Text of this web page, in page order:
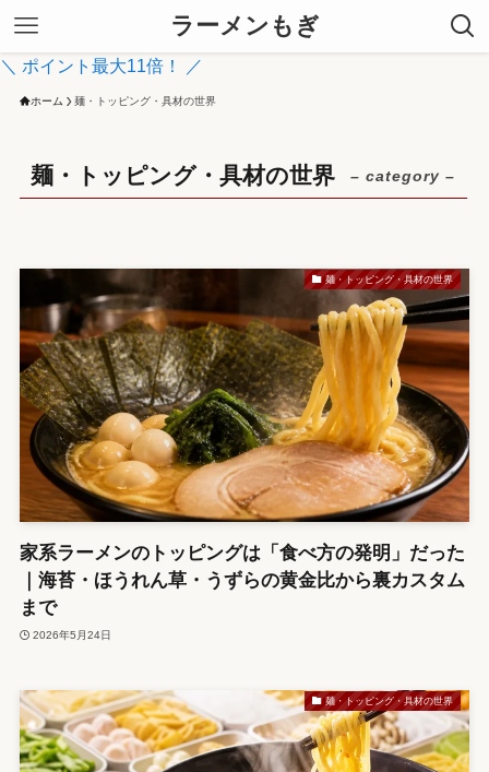
ラーメンもぎ
＼ ポイント最大11倍！ ／
ホーム 麺・トッピング・具材の世界
麺・トッピング・具材の世界 – category –
麺・トッピング・具材の世界
家系ラーメンのトッピングは「食べ方の発明」だった
｜海苔・ほうれん草・うずらの黄金比から裏カスタム
まで
2026年5月24日
麺・トッピング・具材の世界